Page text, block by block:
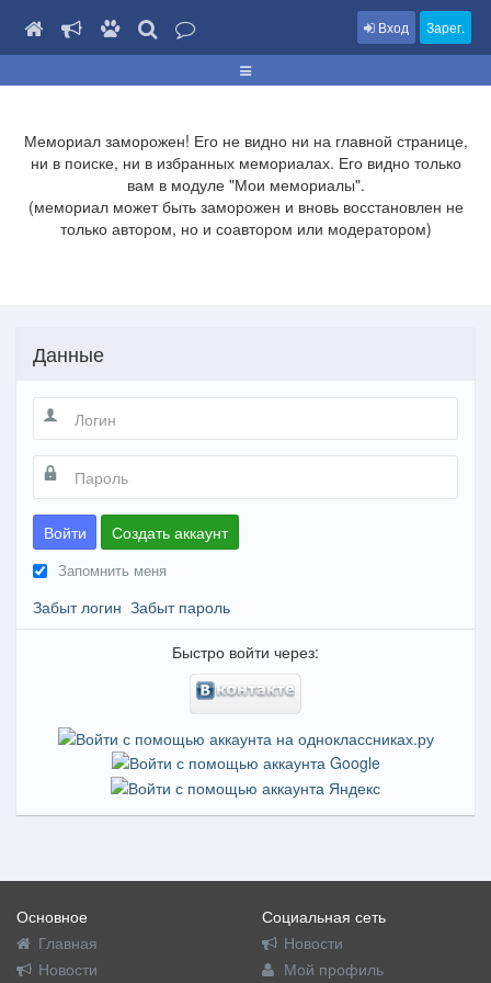
Вход Зарег.
Мемориал заморожен! Его не видно ни на главной странице,
ни в поиске, ни в избранных мемориалах. Его видно только
вам в модуле "Мои мемориалы".
(мемориал может быть заморожен и вновь восстановлен не
только автором, но и соавтором или модератором)
Данные
Войти Создать аккаунт
Запомнить меня
Забыт логин Забыт пароль
Быстро войти через:
Основное
Главная
Новости
Социальная сеть
Новости
Мой профиль